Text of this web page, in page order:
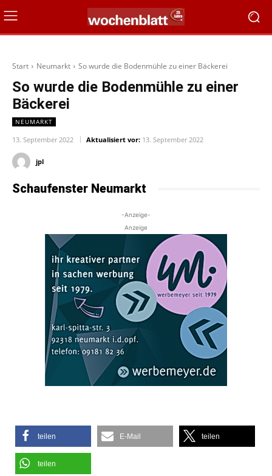
Start Neumarkt So wurde die Bodenmühle zu einer Bäckerei
So wurde die Bodenmühle zu einer
Bäckerei
NEUMARKT
13. September 2022 Aktualisiert vor: 13. September 2022
jpl
Schaufenster Neumarkt
-Anzeige-
Anzeige
teilen E-Mail teilen
teilen